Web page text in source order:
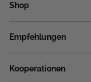
Shop
Empfehlungen
Kooperationen